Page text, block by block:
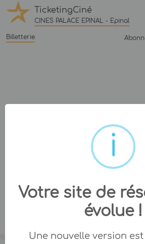
TicketingCiné
CINES PALACE EPINAL - Epinal
Billetterie
Votre site de
évolue !
Une nouvelle version